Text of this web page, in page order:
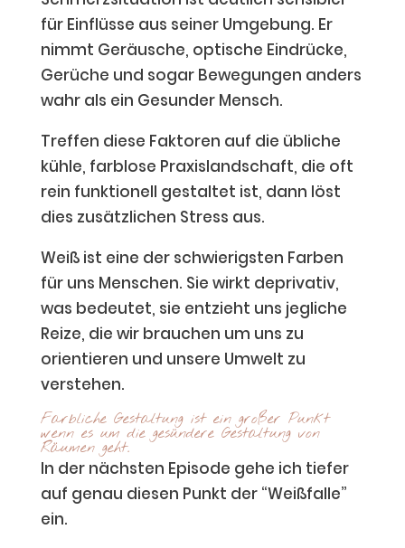
für Einflüsse aus seiner Umgebung. Er
nimmt Geräusche, optische Eindrücke,
Gerüche und sogar Bewegungen anders
wahr als ein Gesunder Mensch.
Treffen diese Faktoren auf die übliche
kühle, farblose Praxislandschaft, die oft
rein funktionell gestaltet ist, dann löst
dies zusätzlichen Stress aus.
Weiß ist eine der schwierigsten Farben
für uns Menschen. Sie wirkt deprivativ,
was bedeutet, sie entzieht uns jegliche
Reize, die wir brauchen um uns zu
orientieren und unsere Umwelt zu
verstehen.
Farbliche Gestaltung ist ein großer Punkt
wenn es um die gesündere Gestaltung von
Räumen geht.
In der nächsten Episode gehe ich tiefer
auf genau diesen Punkt der “Weißfalle”
ein.